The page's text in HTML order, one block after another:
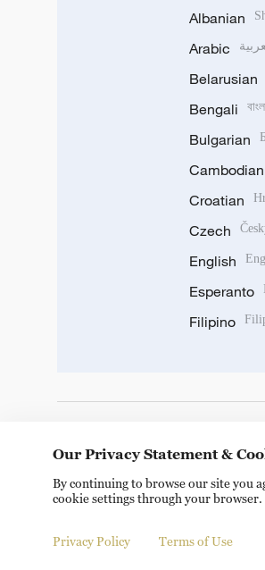
Albanian
Arabic
Belarusian
Bengali
Bulgarian
Cambodian
Croatian
Czech
English
Esperanto
Filipino
© China Radio International.CRI. All
Our Privacy Statement &
By continuing to browse our site you
cookie settings through your browser.
Privacy Policy Terms of Use